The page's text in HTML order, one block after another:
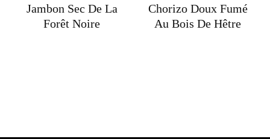
Jambon Sec De La
Forêt Noire
Chorizo Doux Fumé
Au Bois De Hêtre